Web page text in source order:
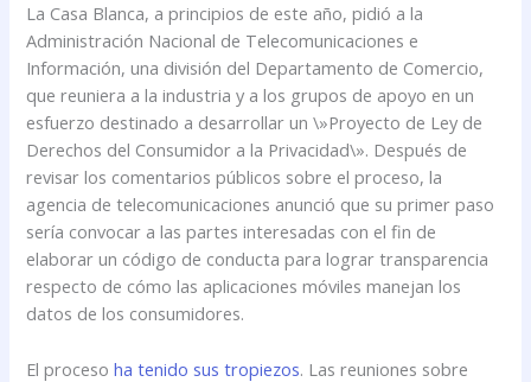
La Casa Blanca, a principios de este año, pidió a la
Administración Nacional de Telecomunicaciones e
Información, una división del Departamento de Comercio,
que reuniera a la industria y a los grupos de apoyo en un
esfuerzo destinado a desarrollar un \»Proyecto de Ley de
Derechos del Consumidor a la Privacidad\». Después de
revisar los comentarios públicos sobre el proceso, la
agencia de telecomunicaciones anunció que su primer paso
sería convocar a las partes interesadas con el fin de
elaborar un código de conducta para lograr transparencia
respecto de cómo las aplicaciones móviles manejan los
datos de los consumidores.
El procesoha tenido sus tropiezos. Las reuniones sobre